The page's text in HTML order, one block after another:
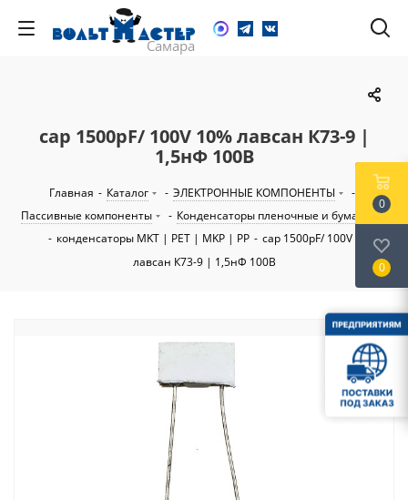
cap 1500pF/ 100V 10% лавсан К73-9 |
1,5нФ 100В
Главная - Каталог - ЭЛЕКТРОННЫЕ КОМПОНЕНТЫ
-
Пассивные компоненты
- Конденсаторы пленочные и бумажные
- конденсаторы MKT | PET | MKP | PP - cap 1500pF/ 100V 10%
лавсан К73-9 | 1,5нФ 100В
0
0